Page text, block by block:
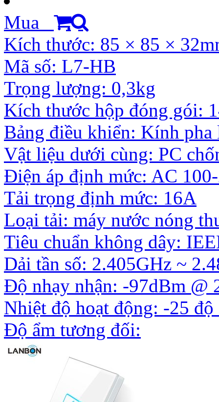
Mua
Kích thước: 85 × 85 ×
Mã số: L7-HB
Trọng lượng: 0,3kg
Kích thước hộp đóng gói:
Bảng điều khiển: Kính pha
Vật liệu dưới cùng: PC
Điện áp định mức: AC
Tải trọng định mức: 16A
Loại tải: máy nước nóng
Tiêu chuẩn không dây:
Dải tần số: 2.405GHz ~
Độ nhạy nhận: -97dBm @
Nhiệt độ hoạt động: -25 độ
Độ ẩm tương đối: